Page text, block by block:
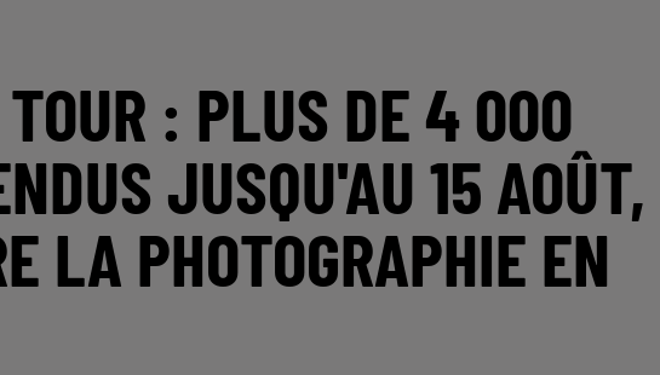
: PLUS DE 4 000
JUSQU'AU 15 AOÛT,
LA PHOTOGRAPHIE EN